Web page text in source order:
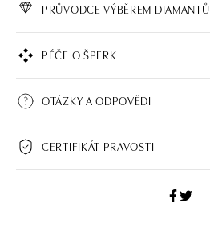
PRŮVODCE VÝBĚREM DIAMANTŮ
PÉČE O ŠPERK
OTÁZKY A ODPOVĚDI
CERTIFIKÁT PRAVOSTI